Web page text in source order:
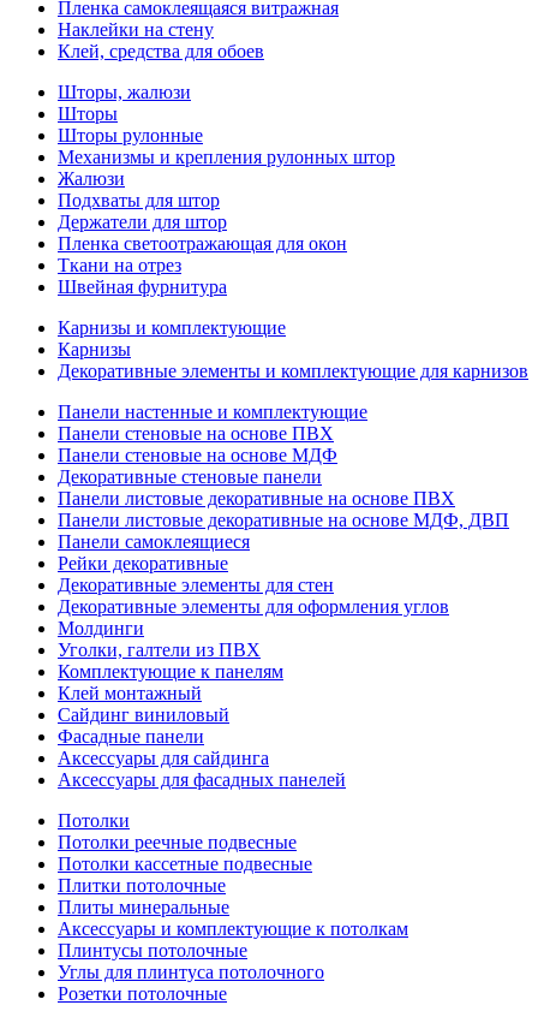
Пленка самоклеящаяся витражная
Наклейки на стену
Клей, средства для обоев
Шторы, жалюзи
Шторы
Шторы рулонные
Механизмы и крепления рулонных штор
Жалюзи
Подхваты для штор
Держатели для штор
Пленка светоотражающая для окон
Ткани на отрез
Швейная фурнитура
Карнизы и комплектующие
Карнизы
Декоративные элементы и комплектующие для карнизов
Панели настенные и комплектующие
Панели стеновые на основе ПВХ
Панели стеновые на основе МДФ
Декоративные стеновые панели
Панели листовые декоративные на основе ПВХ
Панели листовые декоративные на основе МДФ, ДВП
Панели самоклеящиеся
Рейки декоративные
Декоративные элементы для стен
Декоративные элементы для оформления углов
Молдинги
Уголки, галтели из ПВХ
Комплектующие к панелям
Клей монтажный
Сайдинг виниловый
Фасадные панели
Аксессуары для сайдинга
Аксессуары для фасадных панелей
Потолки
Потолки реечные подвесные
Потолки кассетные подвесные
Плитки потолочные
Плиты минеральные
Аксессуары и комплектующие к потолкам
Плинтусы потолочные
Углы для плинтуса потолочного
Розетки потолочные